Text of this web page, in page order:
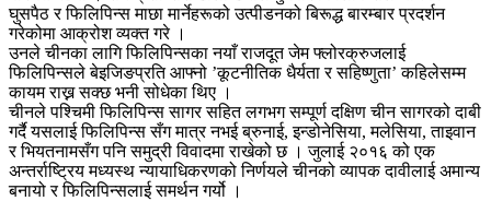
घुसपैठ र फिलिपिन्स माछा मार्नेहरूको उत्पीडनको बिरूद्ध बारम्बार प्रदर्शन
गरेकोमा आक्रोश व्यक्त गरे ।
उनले चीनका लागि फिलिपिन्सका नयाँ राजदूत जेम फ्लोरक्रुजलाई
फिलिपिन्सले बेइजिङप्रति आफ्नो ’कूटनीतिक धैर्यता र सहिष्णुता’ कहिलेसम्म
कायम राख्न सक्छ भनी सोधेका थिए ।
चीनले पश्चिमी फिलिपिन्स सागर सहित लगभग सम्पूर्ण दक्षिण चीन सागरको दाबी
गर्दै यसलाई फिलिपिन्स सँग मात्र नभई ब्रुनाई, इन्डोनेसिया, मलेसिया, ताइवान
र भियतनामसँग पनि समुद्री विवादमा राखेको छ । जुलाई २०१६ को एक
अन्तर्राष्ट्रिय मध्यस्थ न्यायाधिकरणको निर्णयले चीनको व्यापक दावीलाई अमान्य
बनायो र फिलिपिन्सलाई समर्थन गर्यो ।